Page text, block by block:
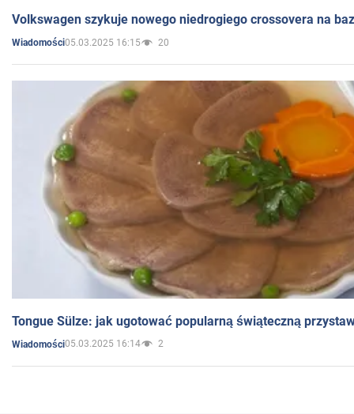
Volkswagen szykuje nowego niedrogiego crossovera na
Wiadomości05.03.2025 16:15 20
Tongue Sülze: jak ugotować popularną świąteczną
Wiadomości05.03.2025 16:14 2